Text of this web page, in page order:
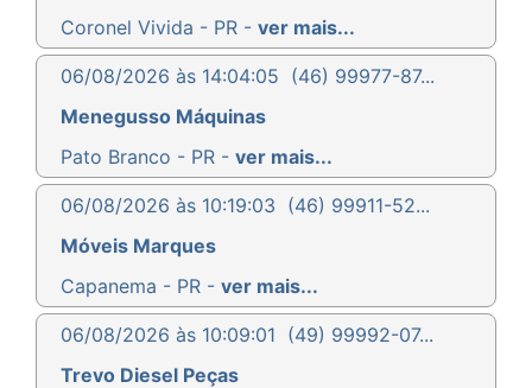
Coronel Vivida - PR - ver mais...
06/08/2026 às 14:04:05 (46) 99977-87...
Menegusso Máquinas
Pato Branco - PR - ver mais...
06/08/2026 às 10:19:03 (46) 99911-52...
Móveis Marques
Capanema - PR - ver mais...
06/08/2026 às 10:09:01 (49) 99992-07...
Trevo Diesel Peças